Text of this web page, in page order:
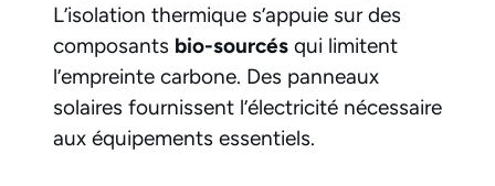
L’isolation thermique s’appuie sur des
composants bio-sourcés qui limitent
l’empreinte carbone. Des panneaux
solaires fournissent l’électricité nécessaire
aux équipements essentiels.